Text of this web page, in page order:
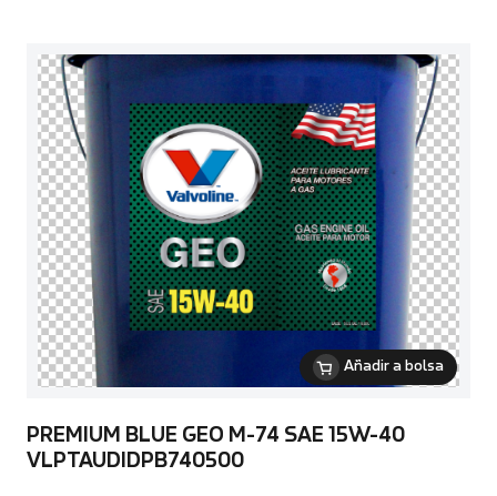
Añadir a bolsa
PREMIUM BLUE GEO M-74 SAE 15W-40
VLPTAUDIDPB740500